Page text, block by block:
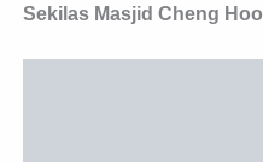
Sekilas Masjid Cheng Hoo